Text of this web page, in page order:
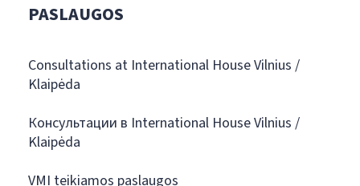
PASLAUGOS
Consultations at International House Vilnius /
Klaipėda
Консультации в International House Vilnius /
Klaipėda
VMI teikiamos paslaugos